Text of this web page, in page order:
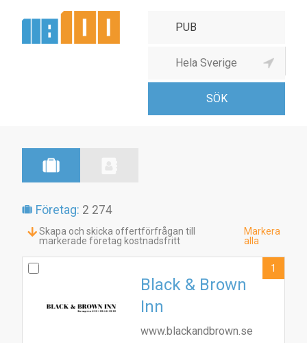
Barer & pubar
Företag: 2 274
Skapa och skicka offertförfrågan till
markerade företag kostnadsfritt
Markera
alla
Black & Brown
Inn
www.blackandbrown.se
1